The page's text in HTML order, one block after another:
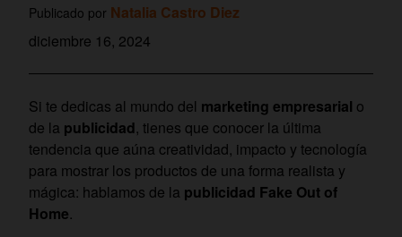
Publicado por Natalia Castro Diez
diciembre 16, 2024
Si te dedicas al mundo del marketing empresarial o
de la publicidad, tienes que conocer la última
tendencia que aúna creatividad, impacto y tecnología
para mostrar los productos de una forma realista y
mágica: hablamos de la publicidad Fake Out of
Home.